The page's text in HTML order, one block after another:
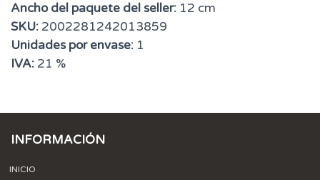
Ancho del paquete del seller: 12 cm
SKU: 2002281242013859
Unidades por envase: 1
IVA: 21 %
INFORMACIÓN
INICIO